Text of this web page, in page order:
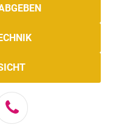
Telefon